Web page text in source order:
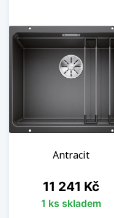
Antracit
Cena
11 241 Kč
1 ks skladem